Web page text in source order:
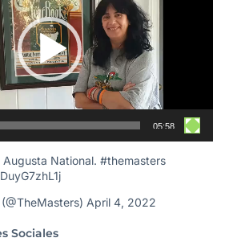
05:58
National. #themasters
April 4, 2022
Sociales